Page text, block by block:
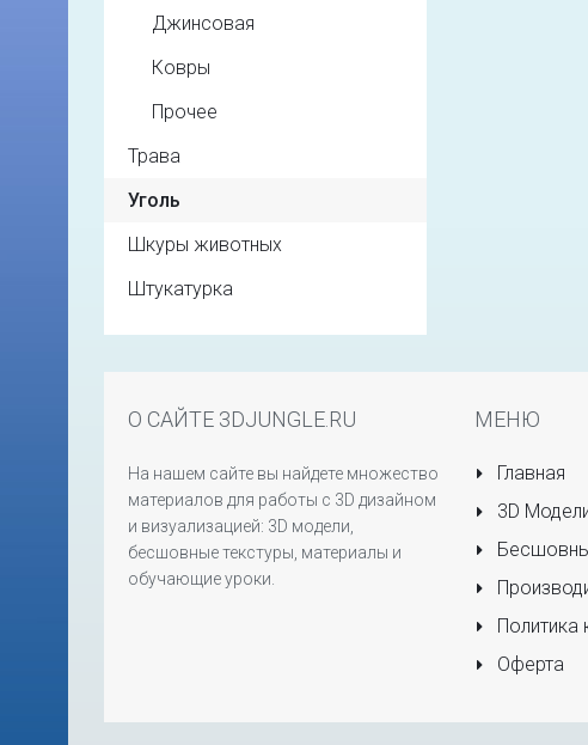
Джинсовая
Ковры
Прочее
Трава
Уголь
Шкуры животных
Штукатурка
О САЙТЕ 3DJUNGLE.RU
На нашем сайте вы найдете множество
материалов для работы с 3D дизайном
и визуализацией: 3D модели,
бесшовные текстуры, материалы и
обучающие уроки.
МЕНЮ
Главная
3D
Политика
Оферта